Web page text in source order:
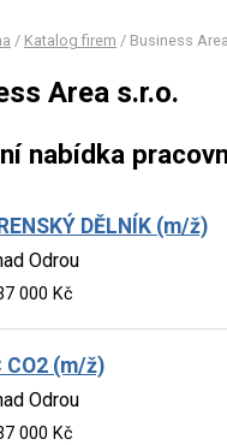
/ Katalog firem / Business
Area s.r.o.
nabídka
DĚLNÍK (m/ž)
Odrou
000 Kč
CO2 (m/ž)
Odrou
000 Kč